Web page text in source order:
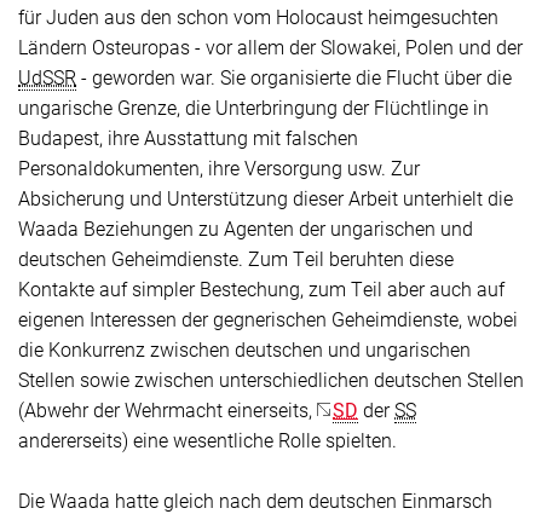
für Juden aus den schon vom Holocaust heimgesuchten
Ländern Osteuropas - vor allem der Slowakei, Polen und der
UdSSR - geworden war. Sie organisierte die Flucht über die
ungarische Grenze, die Unterbringung der Flüchtlinge in
Budapest, ihre Ausstattung mit falschen
Personaldokumenten, ihre Versorgung usw. Zur
Absicherung und Unterstützung dieser Arbeit unterhielt die
Waada Beziehungen zu Agenten der ungarischen und
deutschen Geheimdienste. Zum Teil beruhten diese
Kontakte auf simpler Bestechung, zum Teil aber auch auf
eigenen Interessen der gegnerischen Geheimdienste, wobei
die Konkurrenz zwischen deutschen und ungarischen
Stellen sowie zwischen unterschiedlichen deutschen Stellen
(Abwehr der Wehrmacht einerseits,
SD derSS
andererseits) eine wesentliche Rolle spielten.
Die Waada hatte gleich nach dem deutschen Einmarsch